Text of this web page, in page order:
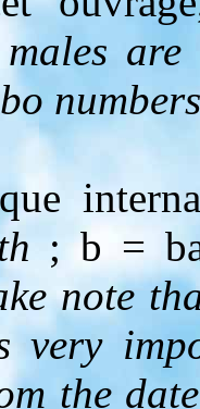
; b =
note
very
the